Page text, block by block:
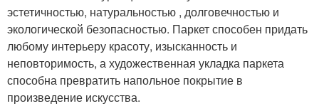
эстетичностью, натуральностью , долговечностью и
экологической безопасностью. Паркет способен придать
любому интерьеру красоту, изысканность и
неповторимость, а художественная укладка паркета
способна превратить напольное покрытие в
произведение искусства.